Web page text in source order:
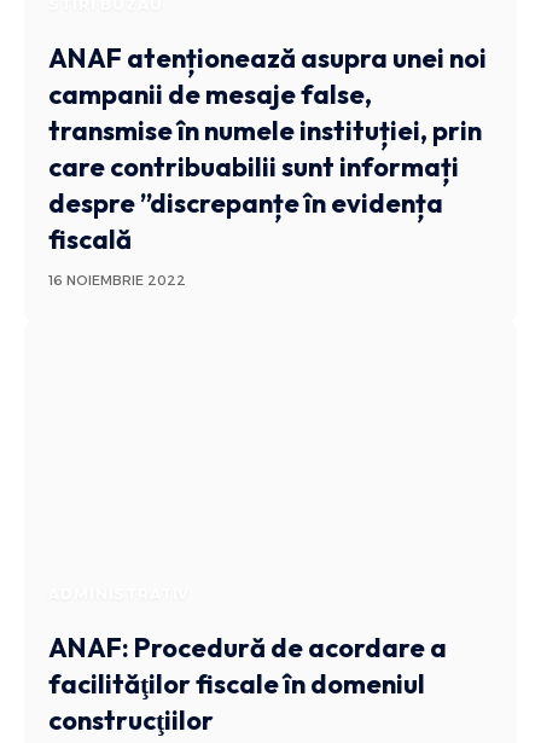
ANAF atenționează asupra unei noi
campanii de mesaje false,
transmise în numele instituției, prin
care contribuabilii sunt informați
despre ”discrepanțe în evidența
fiscală
16 NOIEMBRIE 2022
ANAF: Procedură de acordare a
facilităţilor fiscale în domeniul
construcţiilor